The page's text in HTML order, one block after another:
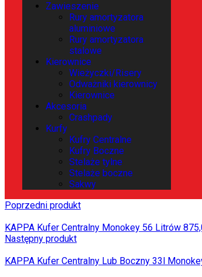
Zawieszenie
Rury amortyzatora
aluminiowe
Rury amortyzatora
stalowe
Kierownice
Wieżyczki/Risery
Odważniki kierownicy
Kierownice
Akcesoria
Crashpady
Kurfy
Kufry Centralne
Kufry Boczne
Stelaże tylne
Stelaże boczne
Sakwy
Poprzedni produkt
KAPPA Kufer Centralny Monokey 56 Litrów
Następny produkt
KAPPA Kufer Centralny Lub Boczny 33l